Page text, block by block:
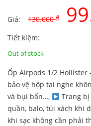
Giá: 130.000₫
Original
price
was:
130.000 ₫.
Current
price
is:
99.000 ₫.
Tiết kiệm:
Out of stock
Ốp Airpods 1/2 Hollister
bảo vệ hộp tai nghe
và bụi bẩn…,
Trang bị
quần, balo, túi xách khi
khi sạc không cần phải